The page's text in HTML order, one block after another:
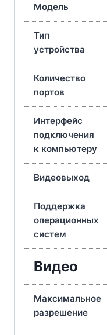
Модель
Тип
устройства
Количество
портов
Интерфейс
подключения
к компьютеру
Видеовыход
Поддержка
операционных
систем
Видео
Максимальное
разрешение